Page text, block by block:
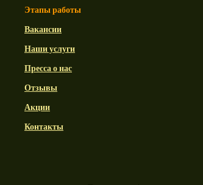
Этапы работы
Вакансии
Наши услуги
Пресса о нас
Отзывы
Акции
Контакты